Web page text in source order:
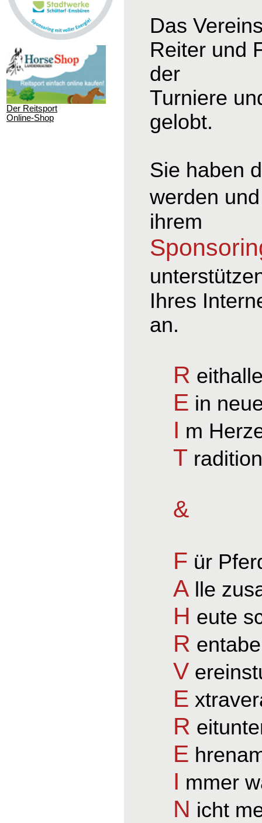
Der Reitsport
Online-Shop
Das
Reiter und
der
Turniere
gelobt.
Sie haben
werden
ihrem
Ihres
an.
R
E in
I m
T
&
F ür
A lle
H eute
R
V
E
R
E
I mmer
N icht